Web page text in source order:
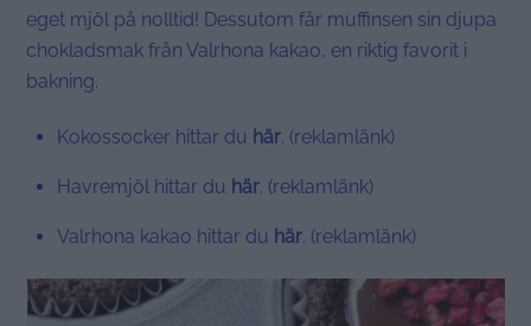
eget mjöl på nolltid! Dessutom får muffinsen sin djupa
chokladsmak från Valrhona kakao, en riktig favorit i
bakning.
Kokossocker hittar du här. (reklamlänk)
Havremjöl hittar du här. (reklamlänk)
Valrhona kakao hittar du här. (reklamlänk)